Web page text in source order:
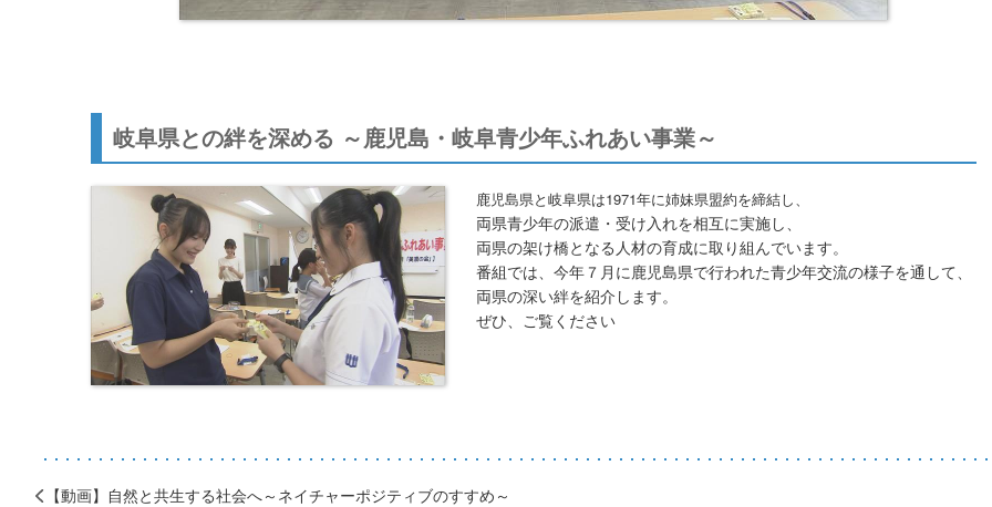
岐阜県との絆を深める ～鹿児島・岐阜青少年ふれあい事業～
鹿児島県と岐阜県は1971年に姉妹県盟約を締結し、
両県青少年の派遣・受け入れを相互に実施し、
両県の架け橋となる人材の育成に取り組んでいます。
番組では、今年７月に鹿児島県で行われた青少年交流の様子を通して、
両県の深い絆を紹介します。
ぜひ、ご覧ください
【動画】自然と共生する社会へ～ネイチャーポジティブのすすめ～